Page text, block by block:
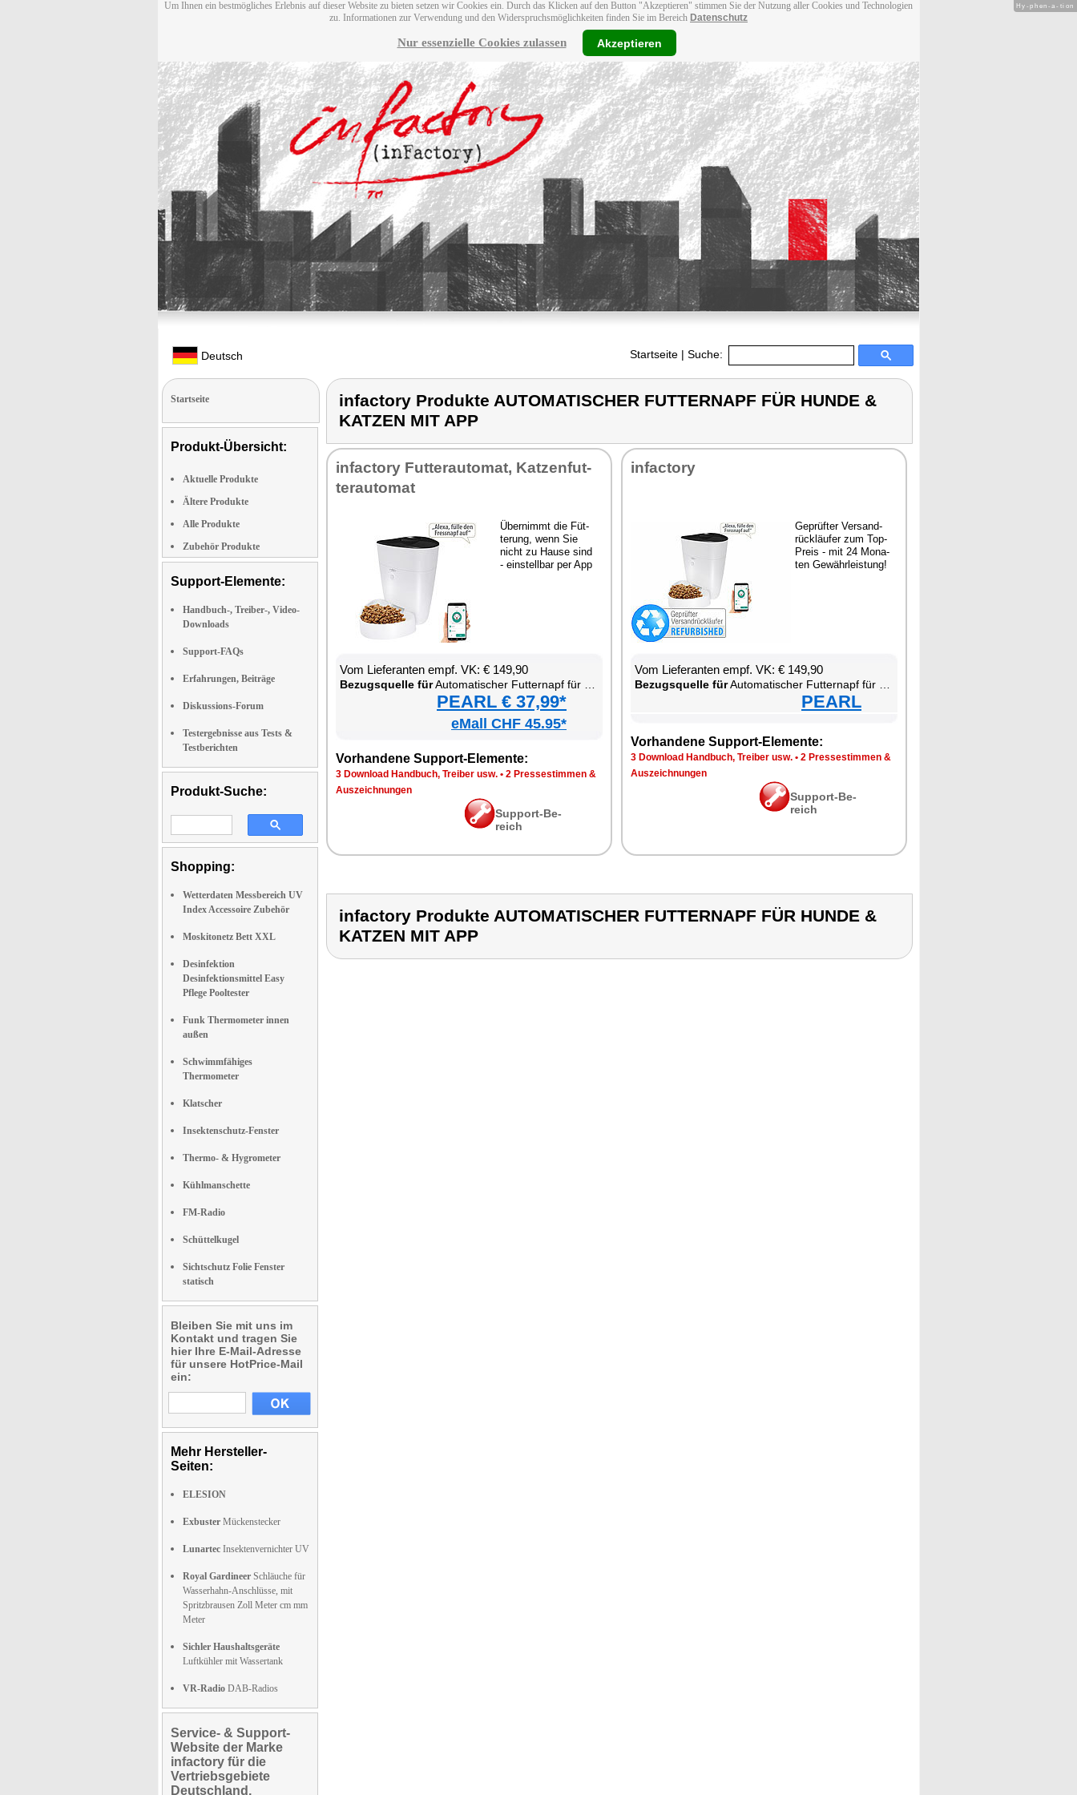
Um Ihnen ein bestmögliches Erlebnis auf dieser Website zu bieten setzen wir Cookies ein. Durch das Klicken auf den Button "Akzeptieren" stimmen Sie der Nutzung aller Cookies und Technologien
zu. Informationen zur Verwendung und den Widerspruchsmöglichkeiten finden Sie im Bereich Datenschutz
Nur essenzielle Cookies zulassen Akzeptieren
Deutsch Startseite | Suche:
Startseite
Produkt-Übersicht:
Aktuelle Produkte
Ältere Produkte
Alle Produkte
Zubehör Produkte
Support-Elemente:
Handbuch-, Treiber-, Video-
Downloads
Support-FAQs
Erfahrungen, Beiträge
Diskussions-Forum
Testergebnisse aus Tests &
Testberichten
Produkt-Suche:
Shopping:
Wetterdaten Messbereich UV
Index Accessoire Zubehör
Moskitonetz Bett XXL
Desinfektion
Desinfektionsmittel Easy
Pflege Pooltester
Funk Thermometer innen
außen
Schwimmfähiges
Thermometer
Klatscher
Insektenschutz-Fenster
Thermo- & Hygrometer
Kühlmanschette
FM-Radio
Schüttelkugel
Sichtschutz Folie Fenster
statisch
Bleiben Sie mit uns im
Kontakt und tragen Sie
hier Ihre E-Mail-Adresse
für unsere HotPrice-Mail
ein:
Mehr Hersteller-
Seiten:
ELESION
Exbuster Mückenstecker
Lunartec Insektenvernichter UV
Royal Gardineer Schläuche für
Wasserhahn-Anschlüsse, mit
Spritzbrausen Zoll Meter cm mm
Meter
Sichler Haushaltsgeräte
Luftkühler mit Wassertank
VR-Radio DAB-Radios
Service- & Support-
Website der Marke
infactory für die
Vertriebsgebiete
Deutschland,
infactory Produkte AUTOMATISCHER FUTTERNAPF FÜR HUNDE &
KATZEN MIT APP
in­fac­to­ry Fut­ter­au­to­mat, Kat­zen­fut­
ter­au­to­mat
Über­nimmt die Füt­
te­rung, wenn Sie
nicht zu Hau­se sind
- ein­stell­bar per App
Vom Lie­fe­ran­ten empf. VK: € 149,90
Be­zugs­quel­le fürAu­to­ma­ti­scher Fut­ter­napf für Hun­de & Kat­zen mit App
PEARL € 37,99*
eMall CHF 45.95*
Vor­han­de­ne Sup­port-Ele­men­te:
3 Down­load Hand­buch, Trei­ber usw. • 2 Pres­se­stim­men &
Aus­zeich­nun­gen
Sup­port-Be­
reich
in­fac­to­ry
Ge­prüf­ter Ver­sand­
rück­läu­fer zum Top-
Preis - mit 24 Mo­na­
ten Ge­währ­leis­tung!
Vom Lie­fe­ran­ten empf. VK: € 149,90
Be­zugs­quel­le fürAu­to­ma­ti­scher Fut­ter­napf für Hun­de & Kat­zen mit App
PEARL
Vor­han­de­ne Sup­port-Ele­men­te:
3 Down­load Hand­buch, Trei­ber usw. • 2 Pres­se­stim­men &
Aus­zeich­nun­gen
Sup­port-Be­
reich
infactory Produkte AUTOMATISCHER FUTTERNAPF FÜR HUNDE &
KATZEN MIT APP
Hy-phen-a-tion